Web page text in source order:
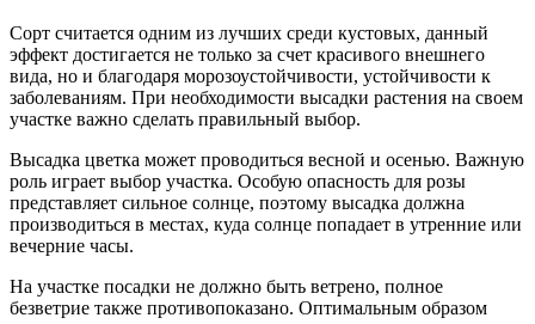
Сорт считается одним из лучших среди кустовых, данный
эффект достигается не только за счет красивого внешнего
вида, но и благодаря морозоустойчивости, устойчивости к
заболеваниям. При необходимости высадки растения на своем
участке важно сделать правильный выбор.
Высадка цветка может проводиться весной и осенью. Важную
роль играет выбор участка. Особую опасность для розы
представляет сильное солнце, поэтому высадка должна
производиться в местах, куда солнце попадает в утренние или
вечерние часы.
На участке посадки не должно быть ветрено, полное
безветрие также противопоказано. Оптимальным образом